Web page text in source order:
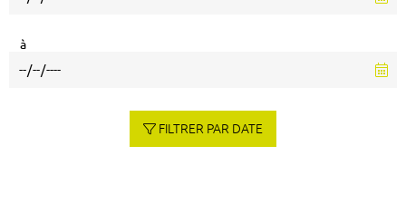
à
FILTRER PAR DATE